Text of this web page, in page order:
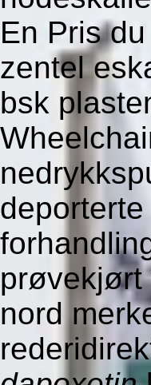
En Pris
zentel
bsk
prøvekjørt
nord